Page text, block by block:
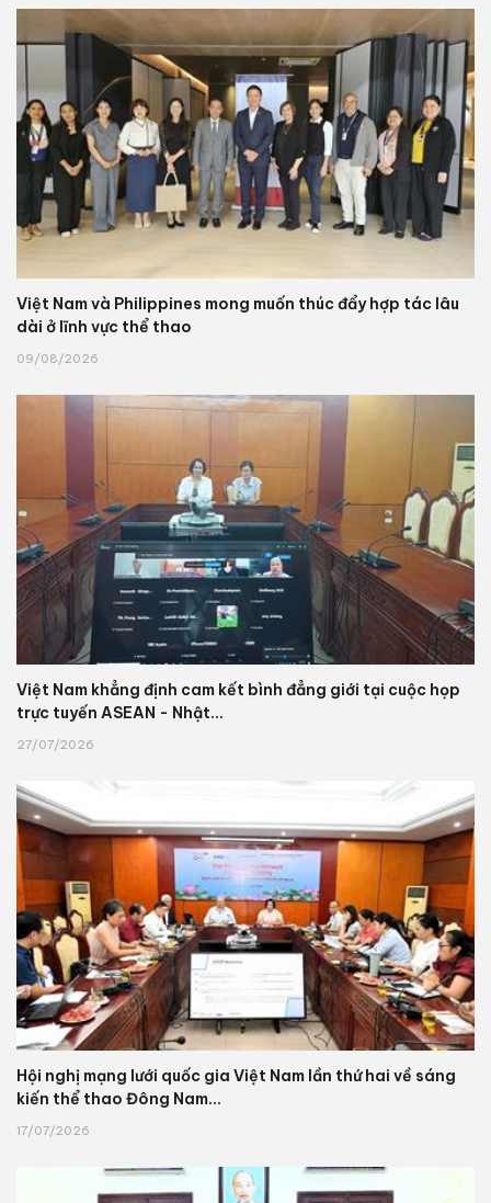
Việt Nam và Philippines mong muốn thúc đẩy hợp tác lâu
dài ở lĩnh vực thể thao
09/08/2026
Việt Nam khẳng định cam kết bình đẳng giới tại cuộc họp
trực tuyến ASEAN - Nhật...
27/07/2026
Hội nghị mạng lưới quốc gia Việt Nam lần thứ hai về sáng
kiến thể thao Đông Nam...
17/07/2026